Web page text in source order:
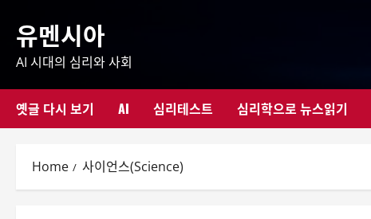
content
유멘시아
AI 시대의 심리와 사회
옛글 다시 보기 AI 심리테스트 심리학으로 뉴스읽기
Home 사이언스(Science)